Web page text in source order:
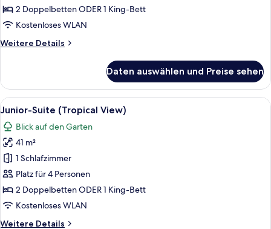
2 Doppelbetten ODER 1 King-Bett
Kostenloses WLAN
Weitere Details
Weitere
Suite
Daten auswählen und Preise sehen
Alle
Fotos
für
Junior-
Suite
(Tropical
View)
anzeigen
Ein modernes Hotelzimmer mit Bett,
7
Junior-Suite (Tropical View)
Blick auf den Garten
41 m²
1 Schlafzimmer
Platz für 4 Personen
2 Doppelbetten ODER 1 King-Bett
Kostenloses WLAN
Weitere Details
Weitere